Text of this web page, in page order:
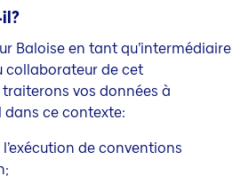
Baloise en tant qu’intermédiaire
collaborateur de cet
traiterons vos données à
ce contexte:
de conventions